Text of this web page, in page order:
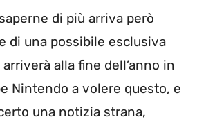
di più arriva però
di una possibile esclusiva
arriverà alla fine dell’anno in
Nintendo a volere questo, e
una notizia strana,